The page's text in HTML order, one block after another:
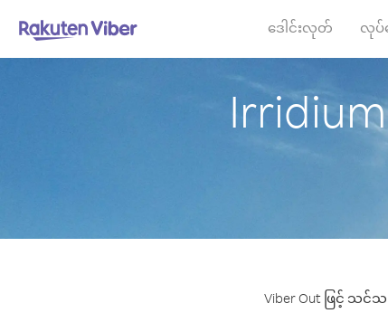
ဒေါင်းလုတ် လုပ်
Viber Out ဖြင့် သ